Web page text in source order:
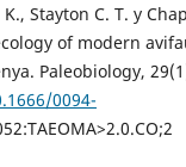
Stayton C. T. y
of modern
Paleobiology,
0094-